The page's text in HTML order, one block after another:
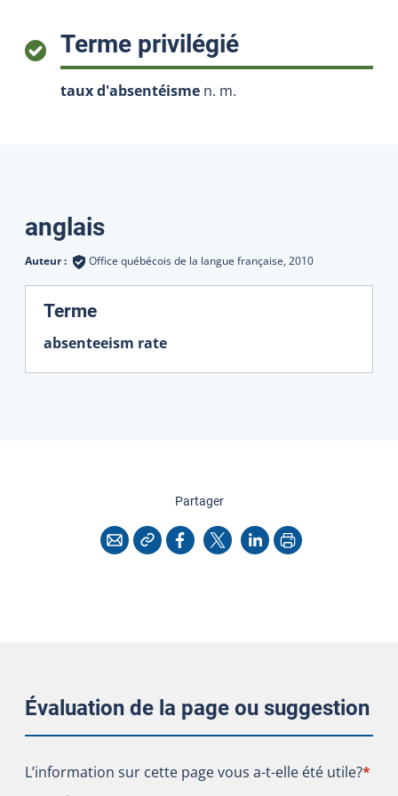
Terme privilégié:
taux d'absentéisme n. m.
Traductions
anglais
Auteur : Office québécois de la langue française, 2010
Terme:
absenteeism rate
Partagercette page
CourrielCopier l'adresse
Facebook
X LinkedInImprimer
Évaluation de la page ou suggestion
L’information sur cette page vous a-t-elle été utile?
L’information sur cette page vous a-t-elle été utile?*